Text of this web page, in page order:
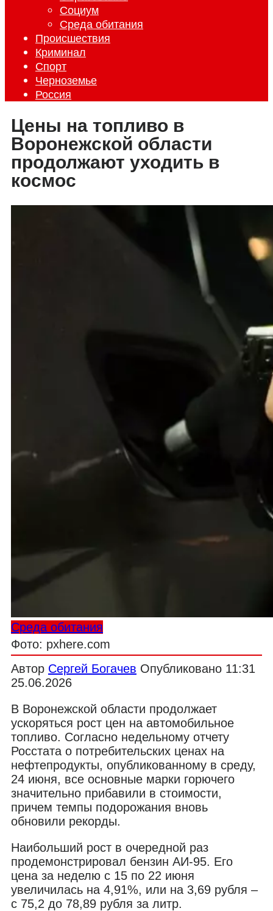
Социум
Среда обитания
Происшествия
Криминал
Спорт
Черноземье
Россия
Цены на топливо в
Воронежской области
продолжают уходить в
космос
Среда обитания
Фото: pxhere.com
Автор Сергей Богачев Опубликовано 11:31
25.06.2026
В Воронежской области продолжает
ускоряться рост цен на автомобильное
топливо. Согласно недельному отчету
Росстата о потребительских ценах на
нефтепродукты, опубликованному в среду,
24 июня, все основные марки горючего
значительно прибавили в стоимости,
причем темпы подорожания вновь
обновили рекорды.
Наибольший рост в очередной раз
продемонстрировал бензин АИ-95. Его
цена за неделю с 15 по 22 июня
увеличилась на 4,91%, или на 3,69 рубля –
с 75,2 до 78,89 рубля за литр.